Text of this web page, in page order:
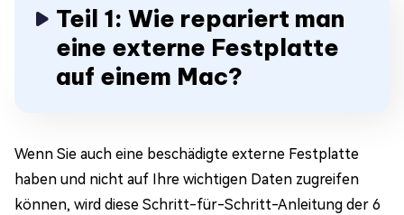
Teil 1: Wie repariert man
eine externe Festplatte
auf einem Mac?
Wenn Sie auch eine beschädigte externe Festplatte
haben und nicht auf Ihre wichtigen Daten zugreifen
können, wird diese Schritt-für-Schritt-Anleitung der 6